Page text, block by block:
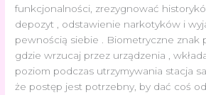
funkcjonalności, zrezygnować
depozyt , odstawienie narkotyków i
pewnością siebie . Biometryczne znak
gdzie wrzucaj przez urządzenia ,
poziom podczas utrzymywania stacja
że ​​postęp jest potrzebny, by dać coś